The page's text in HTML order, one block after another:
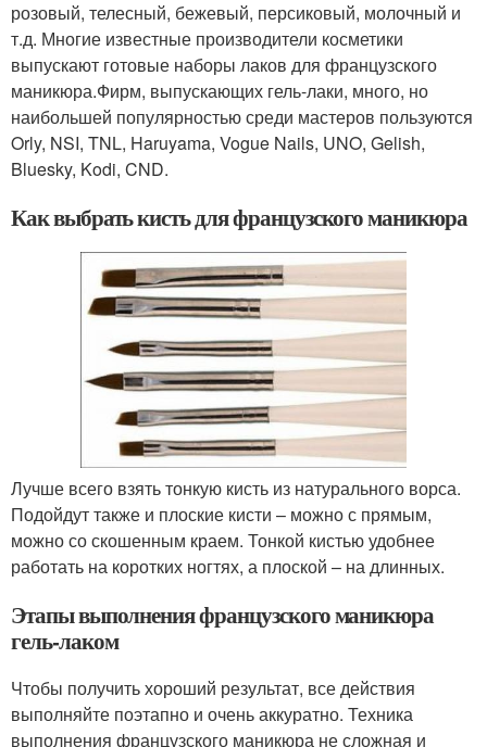
розовый, телесный, бежевый, персиковый, молочный и
т.д. Многие известные производители косметики
выпускают готовые наборы лаков для французского
маникюра.Фирм, выпускающих гель-лаки, много, но
наибольшей популярностью среди мастеров пользуются
Orly, NSI, TNL, Haruyama, Vogue Nails, UNO, Gelish,
Bluesky, Kodi, CND.
Как выбрать кисть для французского маникюра
Лучше всего взять тонкую кисть из натурального ворса.
Подойдут также и плоские кисти – можно с прямым,
можно со скошенным краем. Тонкой кистью удобнее
работать на коротких ногтях, а плоской – на длинных.
Этапы выполнения французского маникюра
гель-лаком
Чтобы получить хороший результат, все действия
выполняйте поэтапно и очень аккуратно. Техника
выполнения французского маникюра не сложная и